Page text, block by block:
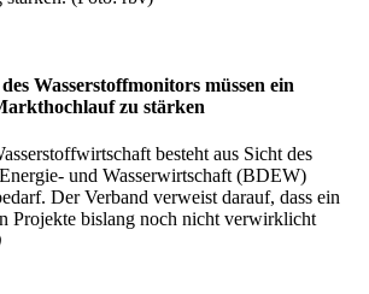
Wasserstoffmonitors müssen ein
zu stärken
besteht aus Sicht des
und Wasserwirtschaft (BDEW)
Der Verband verweist darauf, dass ein
Projekte bislang noch nicht verwirklicht